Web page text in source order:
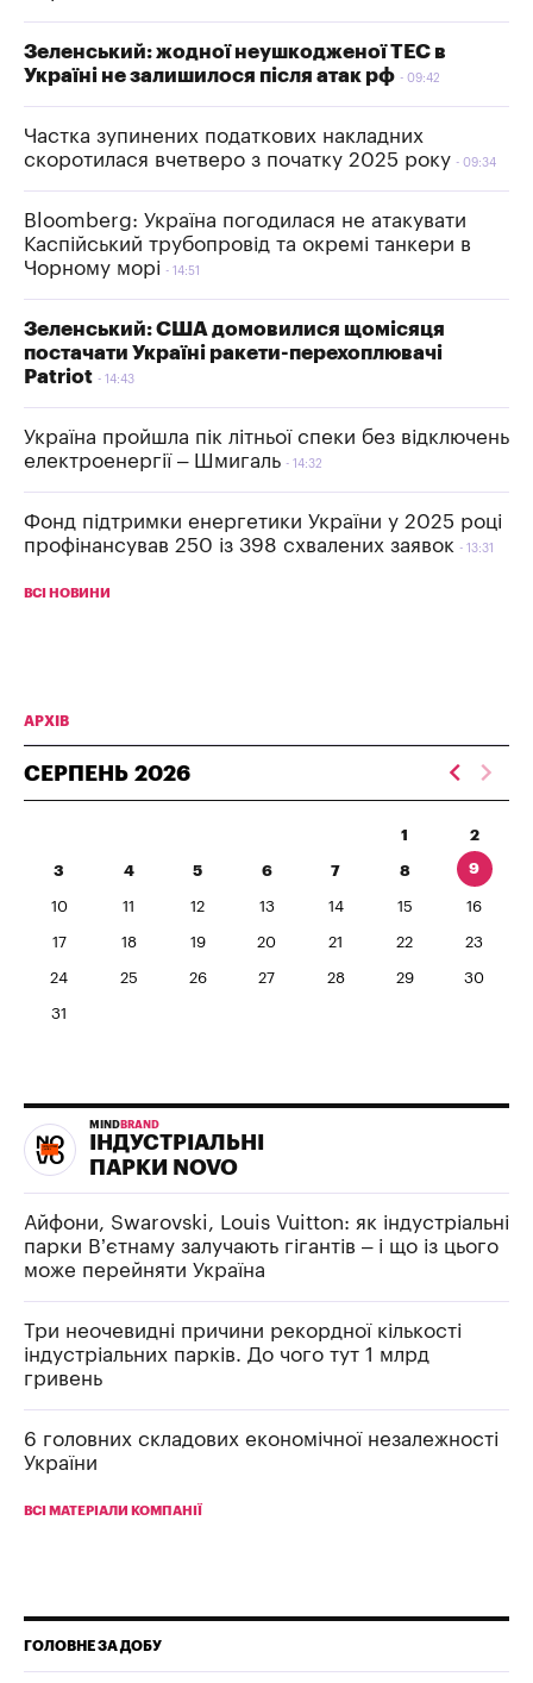
Зеленський: жодної неушкодженої ТЕС в
Україні не залишилося після атак рф
09:42
Частка зупинених податкових накладних
скоротилася вчетверо з початку 2025 року
09:34
Bloomberg: Україна погодилася не атакувати
Каспійський трубопровід та окремі танкери в
Чорному морі
14:51
Зеленський: США домовилися щомісяця
постачати Україні ракети-перехоплювачі
Patriot
14:43
Україна пройшла пік літньої спеки без відключень
електроенергії – Шмигаль
14:32
Фонд підтримки енергетики України у 2025 році
профінансував 250 із 398 схвалених заявок
13:31
ВСІ НОВИНИ
АРХІВ
СЕРПЕНЬ 2026
1 2
3 4 5 6 7 8 9
10 11 12 13 14 15 16
17 18 19 20 21 22 23
24 25 26 27 28 29 30
31
MIND BRAND
ІНДУСТРІАЛЬНІ
ПАРКИ NOVO
Айфони, Swarovski, Louis Vuitton: як індустріальні
парки В’єтнаму залучають гігантів – і що із цього
може перейняти Україна
Три неочевидні причини рекордної кількості
індустріальних парків. До чого тут 1 млрд
гривень
6 головних складових економічної незалежності
України
ВСІ МАТЕРІАЛИ КОМПАНІЇ
ГОЛОВНЕ ЗА ДОБУ